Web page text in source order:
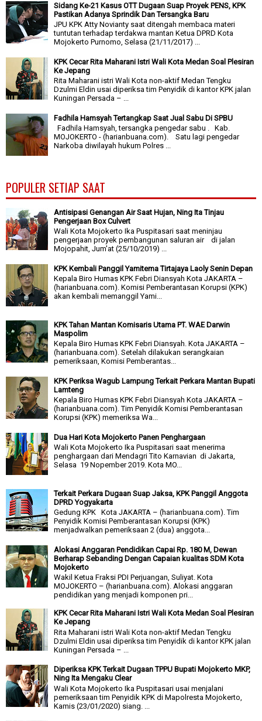
Sidang Ke-21 Kasus OTT Dugaan Suap Proyek PENS, KPK
Pastikan Adanya Sprindik Dan Tersangka Baru
JPU KPK Atty Novianty saat ditengah membaca materi
tuntutan terhadap terdakwa mantan Ketua DPRD Kota
Mojokerto Purnomo, Selasa (21/11/2017) ...
KPK Cecar Rita Maharani Istri Wali Kota Medan Soal Plesiran
Ke Jepang
Rita Maharani istri Wali Kota non-aktif Medan Tengku
Dzulmi Eldin usai diperiksa tim Penyidik di kantor KPK jalan
Kuningan Persada – ...
Fadhila Hamsyah Tertangkap Saat Jual Sabu Di SPBU
Fadhila Hamsyah, tersangka pengedar sabu . Kab.
MOJOKERTO - (harianbuana.com). Satu lagi pengedar
Narkoba diwilayah hukum Polres ...
POPULER SETIAP SAAT
Antisipasi Genangan Air Saat Hujan, Ning Ita Tinjau
Pengerjaan Box Culvert
Wali Kota Mojokerto Ika Puspitasari saat meninjau
pengerjaan proyek pembangunan saluran air di jalan
Mojopahit, Jum'at (25/10/2019) ...
KPK Kembali Panggil Yamitema Tirtajaya Laoly Senin Depan
Kepala Biro Humas KPK Febri Diansyah Kota JAKARTA –
(harianbuana.com). Komisi Pemberantasan Korupsi (KPK)
akan kembali memanggil Yami...
KPK Tahan Mantan Komisaris Utama PT. WAE Darwin
Maspolim
Kepala Biro Humas KPK Febri Diansyah. Kota JAKARTA –
(harianbuana.com). Setelah dilakukan serangkaian
pemeriksaan, Komisi Pemberantas...
KPK Periksa Wagub Lampung Terkait Perkara Mantan Bupati
Lamteng
Kepala Biro Humas KPK Febri Diansyah Kota JAKARTA –
(harianbuana.com). Tim Penyidik Komisi Pemberantasan
Korupsi (KPK) memeriksa Wa...
Dua Hari Kota Mojokerto Panen Penghargaan
Wali Kota Mojokerto Ika Puspitasari saat menerima
penghargaan dari Mendagri Tito Karnavian di Jakarta,
Selasa 19 Nopember 2019. Kota MO...
Terkait Perkara Dugaan Suap Jaksa, KPK Panggil Anggota
DPRD Yogyakarta
Gedung KPK Kota JAKARTA – (harianbuana.com). Tim
Penyidik Komisi Pemberantasan Korupsi (KPK)
menjadwalkan pemeriksaan 2 (dua) anggota...
Alokasi Anggaran Pendidikan Capai Rp. 180 M, Dewan
Berharap Sebanding Dengan Capaian kualitas SDM Kota
Mojokerto
Wakil Ketua Fraksi PDI Perjuangan, Suliyat. Kota
MOJOKERTO – (harianbuana.com). Alokasi anggaran
pendidikan yang menjadi komponen pri...
KPK Cecar Rita Maharani Istri Wali Kota Medan Soal Plesiran
Ke Jepang
Rita Maharani istri Wali Kota non-aktif Medan Tengku
Dzulmi Eldin usai diperiksa tim Penyidik di kantor KPK jalan
Kuningan Persada – ...
Diperiksa KPK Terkait Dugaan TPPU Bupati Mojokerto MKP,
Ning Ita Mengaku Clear
Wali Kota Mojokerto Ika Puspitasari usai menjalani
pemeriksaan tim Penyidik KPK di Mapolresta Mojokerto,
Kamis (23/01/2020) siang. ...